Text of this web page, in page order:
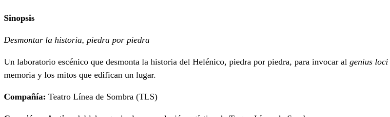
Sinopsis
Desmontar la historia, piedra por piedra
Un laboratorio escénico que desmonta la historia del Helénico, piedra por piedra, para invocar al genius loci
memoria y los mitos que edifican un lugar.
Compañía: Teatro Línea de Sombra (TLS)